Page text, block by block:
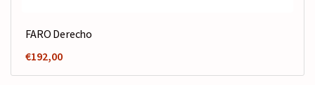
FARO Derecho
€192,00